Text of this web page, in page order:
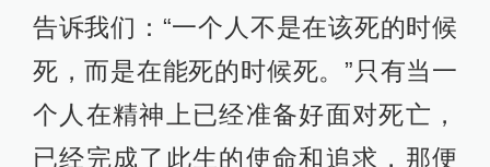
告诉我们：“一个人不是在该死的时候
死，而是在能死的时候死。”只有当一
个人在精神上已经准备好面对死亡，
已经完成了此生的使命和追求，那便